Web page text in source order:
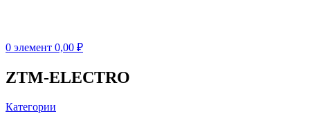
0 элемент 0,00 ₽
ZTM-ELECTRO
Категории